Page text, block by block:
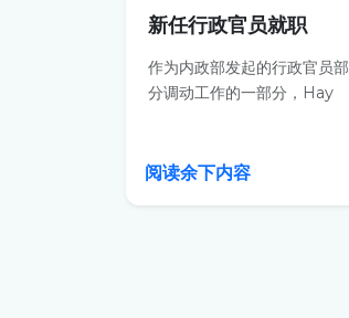
新任行政官员就职
作为内政部发起的行政官员部
分调动工作的一部分，Hay
阅读余下内容